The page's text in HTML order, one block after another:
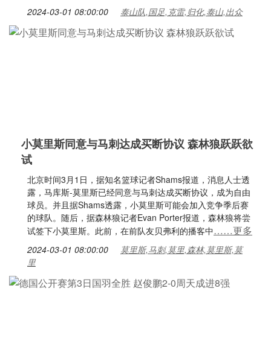
2024-03-01 08:00:00 泰山队,国足,克雷,归化,泰山,出众
小莫里斯同意与马刺达成买断协议 森林狼跃跃欲
试
北京时间3月1日，据知名篮球记者Shams报道，消息人士透
露，马库斯-莫里斯已经同意与马刺达成买断协议，成为自由
球员。并且据Shams透露，小莫里斯可能会加入竞争季后赛
的球队。随后，据森林狼记者Evan Porter报道，森林狼将尝
试签下小莫里斯。此前，在前队友贝弗利的播客中……更多
2024-03-01 08:00:00
莫里斯,马刺,莫里,森林,莫里斯,莫
里